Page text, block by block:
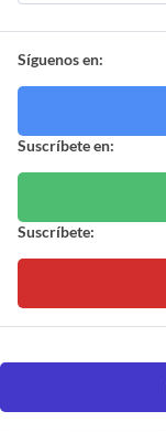
Síguenos en:
Suscríbete en:
Suscríbete: